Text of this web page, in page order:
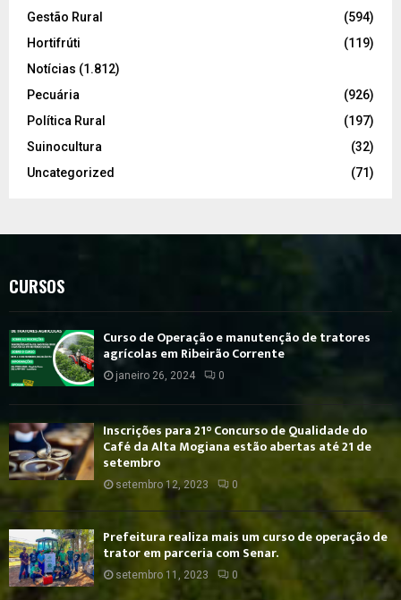
Gestão Rural
(594)
Hortifrúti
(119)
Notícias (1.812)
Pecuária
(926)
Política Rural
(197)
Suinocultura
(32)
Uncategorized
(71)
CURSOS
Curso de Operação e manutenção de tratores
agrícolas em Ribeirão Corrente
janeiro 26, 2024 0
Inscrições para 21° Concurso de Qualidade do
Café da Alta Mogiana estão abertas até 21 de
setembro
setembro 12, 2023 0
Prefeitura realiza mais um curso de operação de
trator em parceria com Senar.
setembro 11, 2023 0